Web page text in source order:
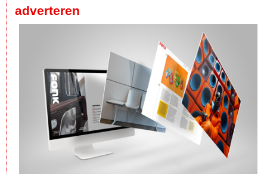
adverteren